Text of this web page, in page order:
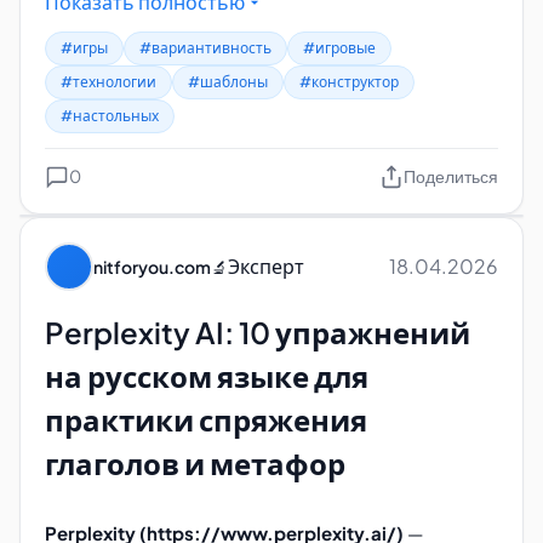
Ребенку требуется найти и зачеркнуть слова,
которые будут содержаться в вашей головоломке.
https://learningapps.org/
https://www.twinkl.co.uk/
https://www.flippity.net/
https://toolsforeducators.com/
https://www.educandy.com/
https://www.edu-games.org/word-games/
Генератор анаграмм
Анаграмма— слово или словосочетание,
образованное путём перестановки букв,
#игры #вариантивность
#игровые
#технологии
#шаблоны
#конструктор
#настольных
0 Поделиться
nitforyou.com🔬Эксперт 18.04.2026
Perplexity AI: 10 упражнений
на русском языке для
практики спряжения
глаголов и метафор
Perplexity (https://www.perplexity.ai/) —